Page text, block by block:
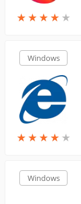
★ ★ ★ ★ ★
★ ★ ★ ★ ★
Windows
★ ★ ★ ★ ★
★ ★ ★ ★ ★
Windows